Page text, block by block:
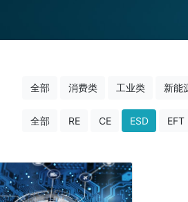
全部 消费类 工业类 新能
全部 RE CE ESD EFT